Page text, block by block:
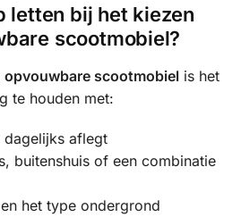
letten bij het kiezen
scootmobiel?
opvouwbare scootmobiel is het
te houden met:
dagelijks aflegt
buitenshuis of een combinatie
het type ondergrond